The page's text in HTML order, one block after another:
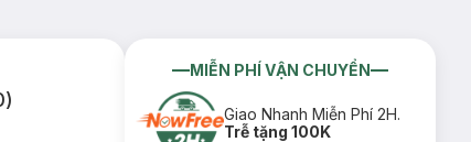
MIỄN PHÍ VẬN CHUYỂN
Giao Nhanh Miễn Phí 2H.
Trễ tặng 100K